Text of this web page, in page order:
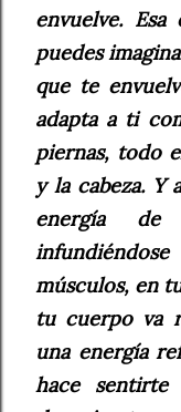
envuelve.
puedes
que te
adapta a ti
piernas, todo
y la cabeza. Y
energía
músculos, en
tu cuerpo va
una energía
hace sentirte